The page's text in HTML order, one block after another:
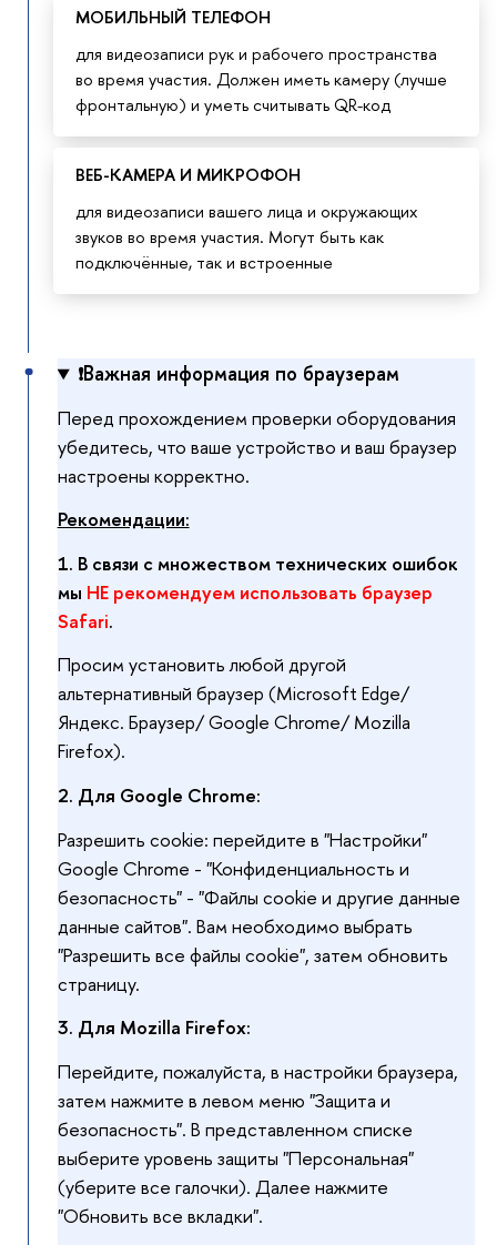
МОБИЛЬНЫЙ ТЕЛЕФОН
для видеозаписи рук и рабочего пространства
во время участия. Должен иметь камеру (лучше
фронтальную) и уметь считывать QR-код
ВЕБ-КАМЕРА И МИКРОФОН
для видеозаписи вашего лица и окружающих
звуков во время участия. Могут быть как
подключённые, так и встроенные
❗️Важная информация по браузерам
Перед прохождением проверки оборудования
убедитесь, что ваше устройство и ваш браузер
настроены корректно.
Рекомендации:
1. В связи с множеством технических ошибок
мы НЕ рекомендуем использовать браузер
Safari.
Просим установить любой другой
альтернативный браузер (Microsoft Edge/
Яндекс. Браузер/ Google Chrome/ Mozilla
Firefox).
2. Для Google Chrome:
Разрешить cookie: перейдите в "Настройки"
Google Chrome - "Конфиденциальность и
безопасность" - "Файлы cookie и другие данные
данные сайтов". Вам необходимо выбрать
"Разрешить все файлы cookie", затем обновить
страницу.
3. Для Mozilla Firefox:
Перейдите, пожалуйста, в настройки браузера,
затем нажмите в левом меню "Защита и
безопасность". В представленном списке
выберите уровень защиты "Персональная"
(уберите все галочки). Далее нажмите
"Обновить все вкладки".